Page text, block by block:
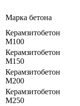
Марка бетона
Керамзитобетон
М100
Керамзитобетон
М150
Керамзитобетон
М200
Керамзитобетон
М250